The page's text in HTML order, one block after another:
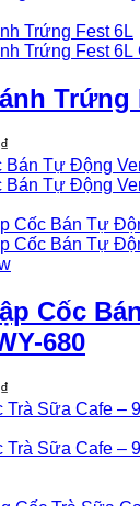
Trứng
₫
Cốc
680
₫